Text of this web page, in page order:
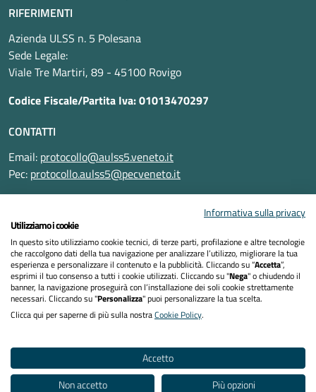
RIFERIMENTI
Azienda ULSS n. 5 Polesana
Sede Legale:
Viale Tre Martiri, 89 - 45100 Rovigo
Codice Fiscale/Partita Iva: 01013470297
CONTATTI
Email: protocollo@aulss5.veneto.it
Pec: protocollo.aulss5@pecveneto.it
Informativa privacy
Dichiarazione di accessibilità
Informativa sulla privacy
Utilizziamo i cookie
In questo sito utilizziamo cookie tecnici, di terze parti, profilazione e altre tecnologie
che raccolgono dati della tua navigazione per analizzare l’utilizzo, migliorare la tua
esperienza e personalizzare il contenuto e la pubblicità. Cliccando su “Accetta”,
esprimi il tuo consenso a tutti i cookie utilizzati. Cliccando su "Nega" o chiudendo il
banner, la navigazione proseguirà con l’installazione dei soli cookie strettamente
necessari. Cliccando su "Personalizza" puoi personalizzare la tua scelta.
Clicca qui per saperne di più sulla nostraCookie Policy.
Accetto
Non accetto
Più opzioni